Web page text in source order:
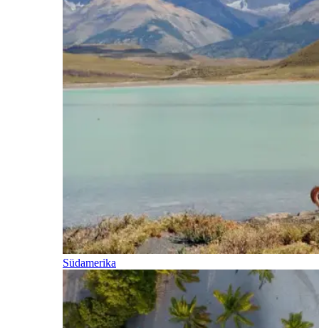
Südamerika